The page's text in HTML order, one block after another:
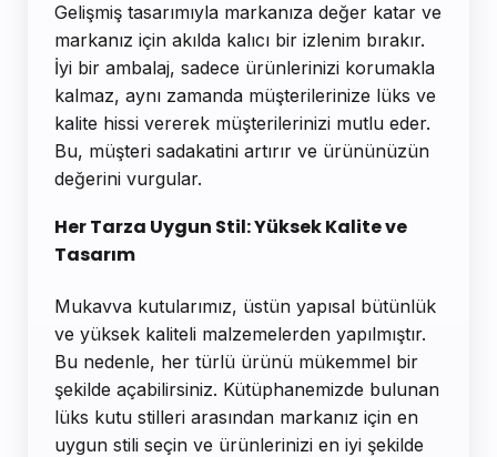
Gelişmiş tasarımıyla markanıza değer katar ve
markanız için akılda kalıcı bir izlenim bırakır.
İyi bir ambalaj, sadece ürünlerinizi korumakla
kalmaz, aynı zamanda müşterilerinize lüks ve
kalite hissi vererek müşterilerinizi mutlu eder.
Bu, müşteri sadakatini artırır ve ürününüzün
değerini vurgular.
Her Tarza Uygun Stil: Yüksek Kalite ve
Tasarım
Mukavva kutularımız, üstün yapısal bütünlük
ve yüksek kaliteli malzemelerden yapılmıştır.
Bu nedenle, her türlü ürünü mükemmel bir
şekilde açabilirsiniz. Kütüphanemizde bulunan
lüks kutu stilleri arasından markanız için en
uygun stili seçin ve ürünlerinizi en iyi şekilde